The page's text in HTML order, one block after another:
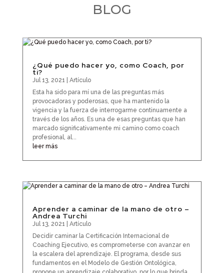
BLOG
¿Qué puedo hacer yo, como Coach, por
ti?
Jul 13, 2021
Artículo
Esta ha sido para mí una de las preguntas más
provocadoras y poderosas, que ha mantenido la
vigencia y la fuerza de interrogarme continuamente a
través de los años. Es una de esas preguntas que han
marcado significativamente mi camino como coach
profesional, al...
leer más
Aprender a caminar de la mano de otro –
Andrea Turchi
Jul 13, 2021
Artículo
Decidir caminar la Certificación Internacional de
Coaching Ejecutivo, es comprometerse con avanzar en
la escalera del aprendizaje. El programa, desde sus
fundamentos en el Modelo de Gestión Ontológica,